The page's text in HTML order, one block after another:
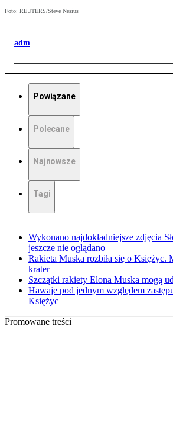
Foto: REUTERS/Steve Nesius
adm
Powiązane
Polecane
Najnowsze
Tagi
Wykonano najdokładniejsze zdjęcia
jeszcze nie oglądano
Rakieta Muska rozbiła się o Księżyc.
krater
Szczątki rakiety Elona Muska mogą
Hawaje pod jednym względem
Księżyc
Promowane treści